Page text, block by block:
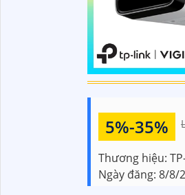
5%-35%
Thương hiệu:
Ngày đăng: 8/8/